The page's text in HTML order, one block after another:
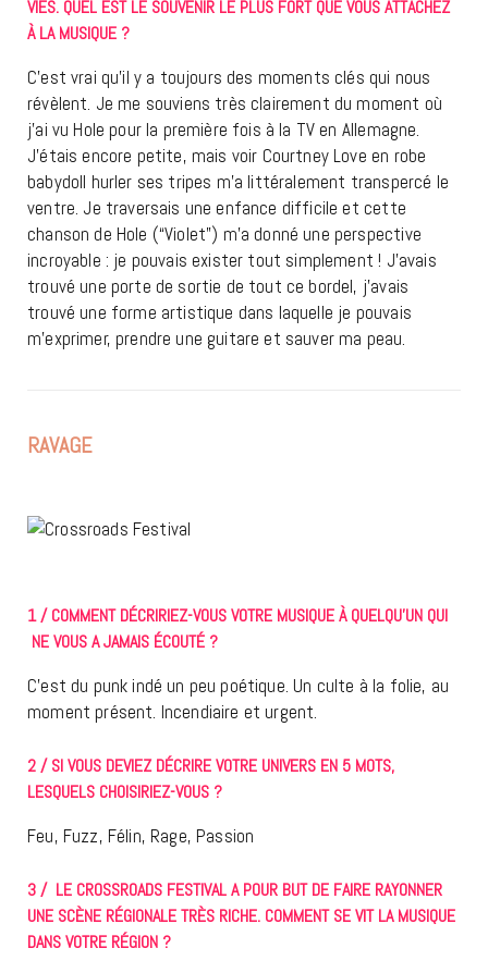
VIES. QUEL EST LE SOUVENIR LE PLUS FORT QUE VOUS ATTACHEZ
À LA MUSIQUE ?
C’est vrai qu’il y a toujours des moments clés qui nous
révèlent. Je me souviens très clairement du moment où
j’ai vu Hole pour la première fois à la TV en Allemagne.
J’étais encore petite, mais voir Courtney Love en robe
babydoll hurler ses tripes m’a littéralement transpercé le
ventre. Je traversais une enfance difficile et cette
chanson de Hole (“Violet”) m’a donné une perspective
incroyable : je pouvais exister tout simplement ! J’avais
trouvé une porte de sortie de tout ce bordel, j’avais
trouvé une forme artistique dans laquelle je pouvais
m’exprimer, prendre une guitare et sauver ma peau.
RAVAGE
1 / COMMENT DÉCRIRIEZ-VOUS VOTRE MUSIQUE À QUELQU’UN QUI
NE VOUS A JAMAIS ÉCOUTÉ ?
C’est du punk indé un peu poétique. Un culte à la folie, au
moment présent. Incendiaire et urgent.
2 / SI VOUS DEVIEZ DÉCRIRE VOTRE UNIVERS EN 5 MOTS,
LESQUELS CHOISIRIEZ-VOUS ?
Feu, Fuzz, Félin, Rage, Passion
3 / LE CROSSROADS FESTIVAL A POUR BUT DE FAIRE RAYONNER
UNE SCÈNE RÉGIONALE TRÈS RICHE. COMMENT SE VIT LA MUSIQUE
DANS VOTRE RÉGION ?